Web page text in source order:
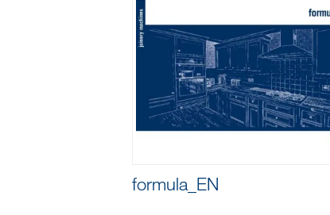
formula_EN